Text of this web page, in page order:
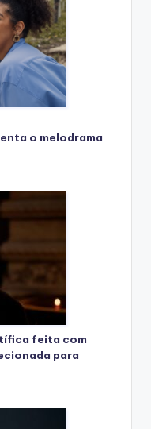
o melodrama
feita com
para